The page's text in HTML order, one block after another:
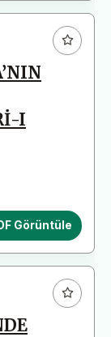
I
Görüntüle